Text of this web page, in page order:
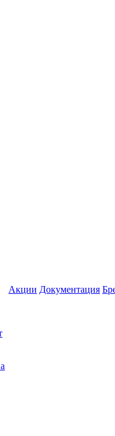
Акции Документация